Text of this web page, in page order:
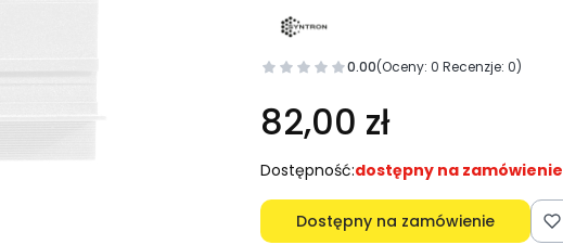
0.00(Oceny: 0 Recenzje: 0)
82,00 zł
Dostępność:dostępny na zamówienie
Dostępny na zamówienie